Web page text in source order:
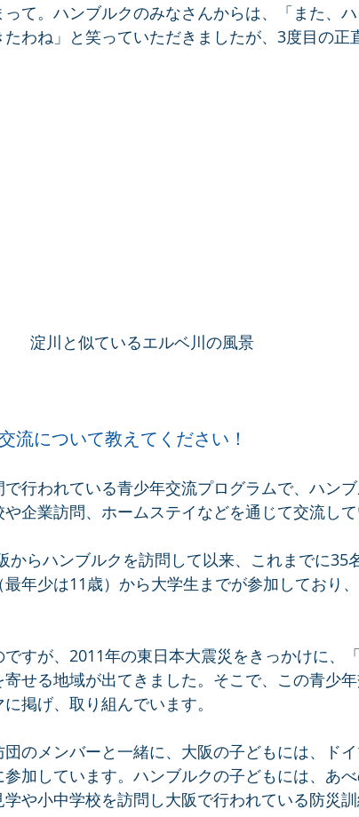
て。ハンブルクのみなさんからは、「また、
わね」と笑っていただきましたが、3度目の正
淀川と似ているエルベ川の風景
流について教えてください！
行われている青少年交流プログラムで、ハン
企業訪問、ホームステイなどを通じて交流し
からハンブルクを訪問して以来、これまでに35
年少は11歳）から大学生までが参加しており
すが、2011年の東日本大震災をきっかけに、
せる地域が出てきました。そこで、この青少
掲げ、取り組んでいます。
のメンバーと一緒に、大阪の子どもには、ド
加しています。ハンブルクの子どもには、あ
や小中学校を訪問し大阪で行われている防災